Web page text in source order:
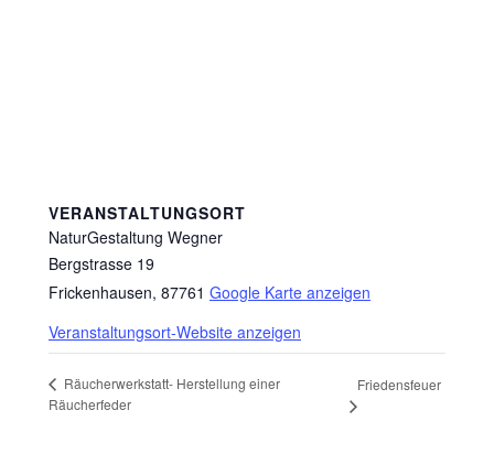
VERANSTALTUNGSORT
NaturGestaltung Wegner
Bergstrasse 19
Frickenhausen, 87761 Google Karte anzeigen
Veranstaltungsort-Website anzeigen
Räucherwerkstatt- Herstellung einer
Räucherfeder
Friedensfeuer